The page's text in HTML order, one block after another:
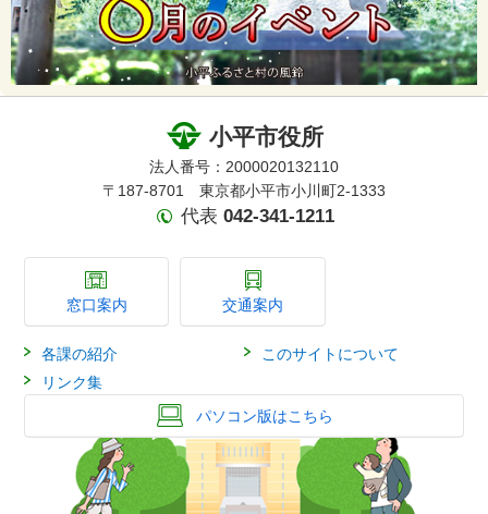
小平市役所
法人番号：2000020132110
〒187-8701 東京都小平市小川町2-1333
代表 042-341-1211
窓口案内 交通案内
各課の紹介
このサイトについて
リンク集
パソコン版はこちら